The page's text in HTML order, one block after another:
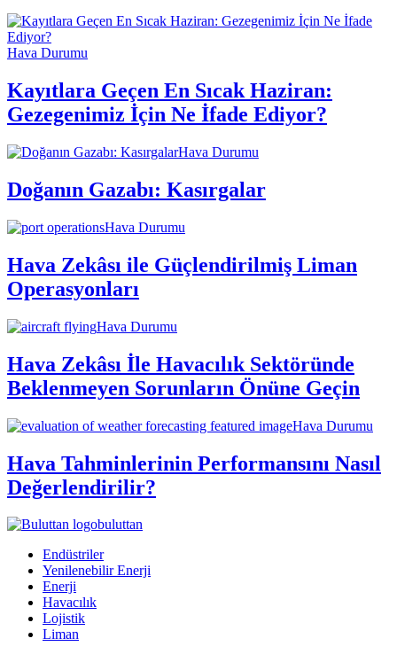
Hava Durumu
Kayıtlara Geçen En Sıcak Haziran:
Gezegenimiz İçin Ne İfade Ediyor?
Hava Durumu
Doğanın Gazabı: Kasırgalar
Hava Durumu
Hava Zekâsı ile Güçlendirilmiş Liman
Operasyonları
Hava Durumu
Hava Zekâsı İle Havacılık Sektöründe
Beklenmeyen Sorunların Önüne Geçin
Hava Durumu
Hava Tahminlerinin Performansını Nasıl
Değerlendirilir?
buluttan
Endüstriler
Yenilenebilir Enerji
Enerji
Havacılık
Lojistik
Liman